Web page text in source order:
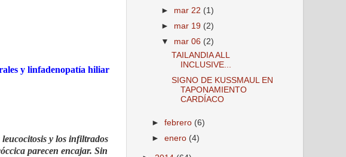
y linfadenopatía hiliar
y los infiltrados
parecen encajar. Sin
► mar 22 (1)
► mar 19 (2)
▼ mar 06 (2)
TAILANDIA ALL
INCLUSIVE...
SIGNO DE KUSSMAUL EN
TAPONAMIENTO
CARDÍACO
►febrero (6)
►enero (4)